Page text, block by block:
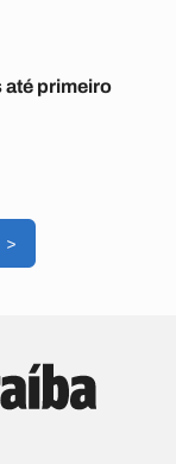
até primeiro
>